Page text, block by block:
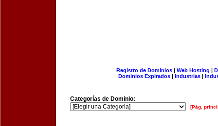
Registro de Dominios| Web Hosting |
Dominios Expirados | Industrias |
Categorías de Dominio:
[Pág.